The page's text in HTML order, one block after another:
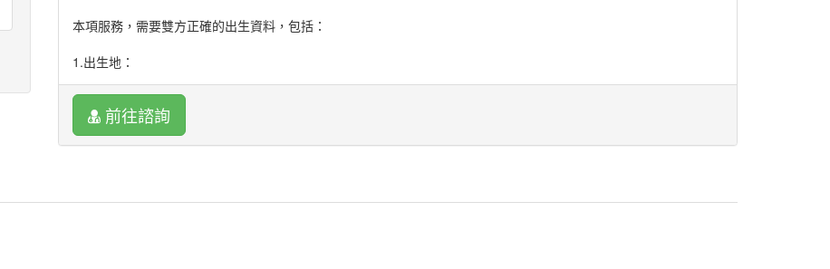
本項服務，需要雙方正確的出生資料，包括：
1.出生地：
2.出生日期(須註明國曆或是農曆)：
3.出生時間(盡量詳細到幾點幾分)：
註明：本項服務不包括同性戀者。
前往諮詢